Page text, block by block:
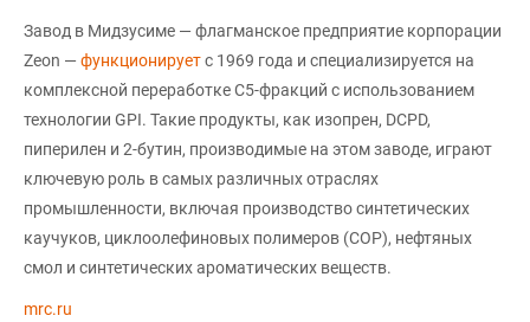
Завод в Мидзусиме — флагманское предприятие корпорации
Zeon — функционируетс 1969 года и специализируется на
комплексной переработке C5-фракций с использованием
технологии GPI. Такие продукты, как изопрен, DCPD,
пиперилен и 2-бутин, производимые на этом заводе, играют
ключевую роль в самых различных отраслях
промышленности, включая производство синтетических
каучуков, циклоолефиновых полимеров (COP), нефтяных
смол и синтетических ароматических веществ.
mrc.ru